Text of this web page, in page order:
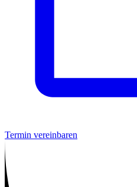
Termin vereinbaren